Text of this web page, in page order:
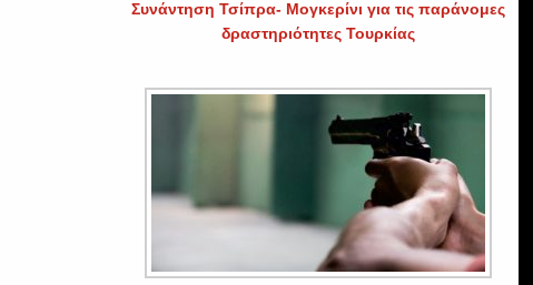
Συνάντηση Τσίπρα- Μογκερίνι για τις παράνομες
δραστηριότητες Τουρκίας